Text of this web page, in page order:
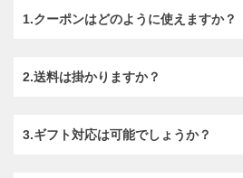
1.クーポンはどのように使えますか？
2.送料は掛かりますか？
3.ギフト対応は可能でしょうか？